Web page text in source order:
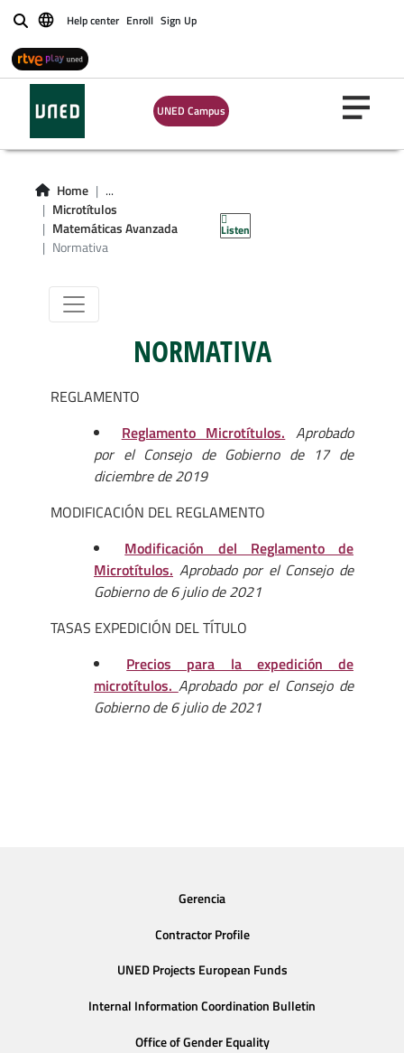
BuscarHelp center Enroll Sign Up
UNED Campus
Home
...
Microtítulos
Matemáticas Avanzada
Normativa
Listen
Micromáster en
Matemáticas
Avanzadas
NORMATIVA
REGLAMENTO
Reglamento Microtítulos. Aprobado
por el Consejo de Gobierno de 17 de
diciembre de 2019
MODIFICACIÓN DEL REGLAMENTO
Modificación del Reglamento de
Microtítulos. Aprobado por el Consejo de
Gobierno de 6 julio de 2021
TASAS EXPEDICIÓN DEL TÍTULO
Precios para la expedición de
microtítulos. Aprobado por el Consejo de
Gobierno de 6 julio de 2021
Gerencia
Contractor Profile
UNED Projects European Funds
Internal Information Coordination Bulletin
Office of Gender Equality